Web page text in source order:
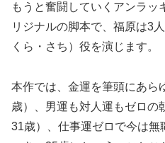
もうと奮闘していくアンラッ
リジナルの脚本で、福原は3
くら・さち）役を演じます。
本作では、金運を筆頭にあら
歳）、男運も対人運もゼロの
31歳）、仕事運ゼロで今は無